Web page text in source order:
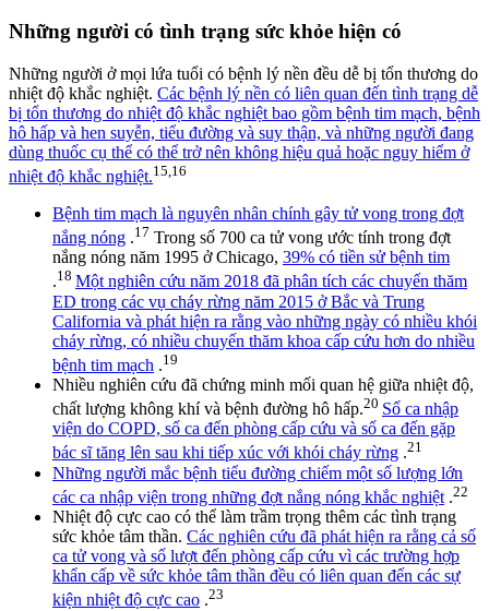
Những người có tình trạng sức khỏe hiện có
Những người ở mọi lứa tuổi có bệnh lý nền đều dễ bị tổn thương do
nhiệt độ khắc nghiệt. Các bệnh lý nền có liên quan đến tình trạng dễ
bị tổn thương do nhiệt độ khắc nghiệt bao gồm bệnh tim mạch, bệnh
hô hấp và hen suyễn, tiểu đường và suy thận, và những người đang
dùng thuốc cụ thể có thể trở nên không hiệu quả hoặc nguy hiểm ở
nhiệt độ khắc nghiệt.15,16
Bệnh tim mạch là nguyên nhân chính gây tử vong trong đợt
nắng nóng .17 Trong số 700 ca tử vong ước tính trong đợt
nắng nóng năm 1995 ở Chicago, 39% có tiền sử bệnh tim
.18 Một nghiên cứu năm 2018 đã phân tích các chuyến thăm
ED trong các vụ cháy rừng năm 2015 ở Bắc và Trung
California và phát hiện ra rằng vào những ngày có nhiều khói
cháy rừng, có nhiều chuyến thăm khoa cấp cứu hơn do nhiều
bệnh tim mạch .19
Nhiều nghiên cứu đã chứng minh mối quan hệ giữa nhiệt độ,
chất lượng không khí và bệnh đường hô hấp.20 Số ca nhập
viện do COPD, số ca đến phòng cấp cứu và số ca đến gặp
bác sĩ tăng lên sau khi tiếp xúc với khói cháy rừng .21
Những người mắc bệnh tiểu đường chiếm một số lượng lớn
các ca nhập viện trong những đợt nắng nóng khắc nghiệt .22
Nhiệt độ cực cao có thể làm trầm trọng thêm các tình trạng
sức khỏe tâm thần. Các nghiên cứu đã phát hiện ra rằng cả số
ca tử vong và số lượt đến phòng cấp cứu vì các trường hợp
khẩn cấp về sức khỏe tâm thần đều có liên quan đến các sự
kiện nhiệt độ cực cao .23